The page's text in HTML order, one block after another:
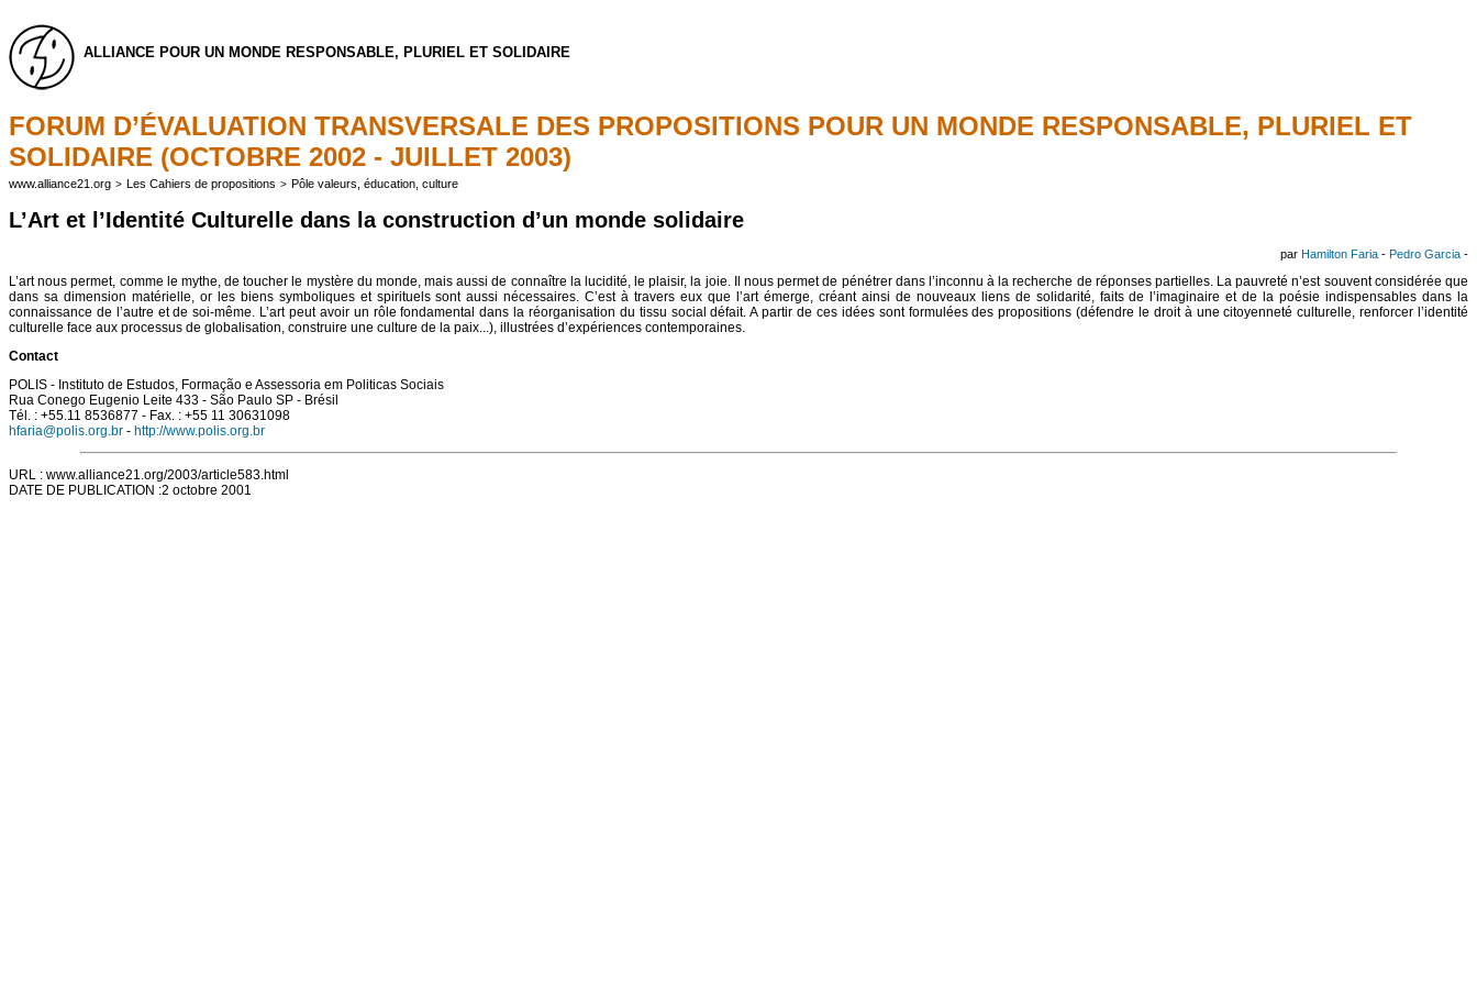
ALLIANCE POUR UN MONDE RESPONSABLE, PLURIEL ET SOLIDAIRE
FORUM D’ÉVALUATION TRANSVERSALE DES PROPOSITIONS POUR UN MONDE RESPONSABLE, PLURIEL ET
SOLIDAIRE (OCTOBRE 2002 - JUILLET 2003)
www.alliance21.org > Les Cahiers de propositions > Pôle valeurs, éducation, culture
L’Art et l’Identité Culturelle dans la construction d’un monde solidaire
par Hamilton Faria - Pedro Garcia -
L’art nous permet, comme le mythe, de toucher le mystère du monde, mais aussi de connaître la lucidité, le plaisir, la joie. Il nous permet de pénétrer dans l’inconnu à la recherche de réponses partielles. La pauvreté n’est souvent considérée que
dans sa dimension matérielle, or les biens symboliques et spirituels sont aussi nécessaires. C’est à travers eux que l’art émerge, créant ainsi de nouveaux liens de solidarité, faits de l’imaginaire et de la poésie indispensables dans la
connaissance de l’autre et de soi-même. L’art peut avoir un rôle fondamental dans la réorganisation du tissu social défait. A partir de ces idées sont formulées des propositions (défendre le droit à une citoyenneté culturelle, renforcer l’identité
culturelle face aux processus de globalisation, construire une culture de la paix...), illustrées d’expériences contemporaines.
Contact
POLIS - Instituto de Estudos, Formação e Assessoria em Politicas Sociais
Rua Conego Eugenio Leite 433 - São Paulo SP - Brésil
Tél. : +55.11 8536877 - Fax. : +55 11 30631098
hfaria@polis.org.br - http://www.polis.org.br
URL : www.alliance21.org/2003/article583.html
DATE DE PUBLICATION :2 octobre 2001